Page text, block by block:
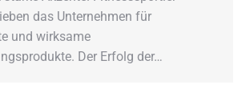
das Unternehmen für
und wirksame
Der Erfolg der…